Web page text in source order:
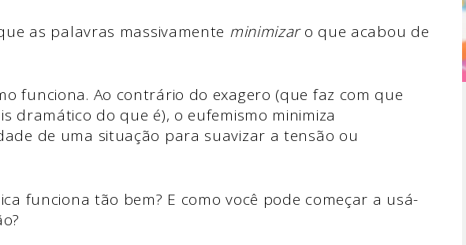
as palavras massivamente minimizaro que acabou de
funciona. Ao contrário do exagero (que faz com que
dramático do que é), o eufemismo minimiza
de uma situação para suavizar a tensão ou
funciona tão bem? E como você pode começar a usá-